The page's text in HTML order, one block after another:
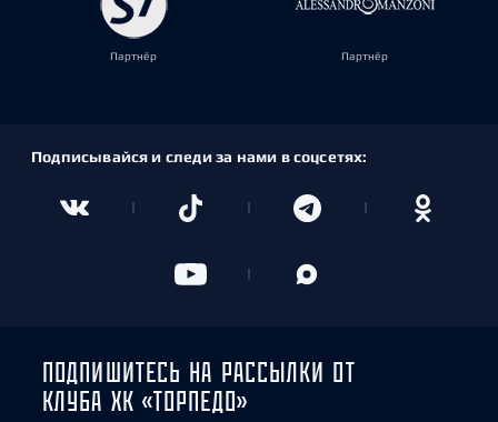
Партнёр Партнёр
Подписывайся и следи за нами в соцсетях:
ПОДПИШИТЕСЬ НА РАССЫЛКИ ОТ
КЛУБА ХК «ТОРПЕДО»